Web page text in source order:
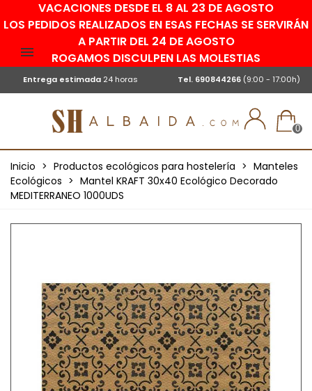
VACACIONES DESDE EL 8 AL 23 DE AGOSTO
LOS PEDIDOS REALIZADOS EN ESAS FECHAS SE SERVIRÁN
A PARTIR DEL 24 DE AGOSTO
ROGAMOS DISCULPEN LAS MOLESTIAS
Entrega estimada 24 horas Tel. 690844266 (9:00 - 17:00h)
0
Inicio > Productos ecológicos para hostelería > Manteles
Ecológicos > Mantel KRAFT 30x40 Ecológico Decorado
MEDITERRANEO 1000UDS